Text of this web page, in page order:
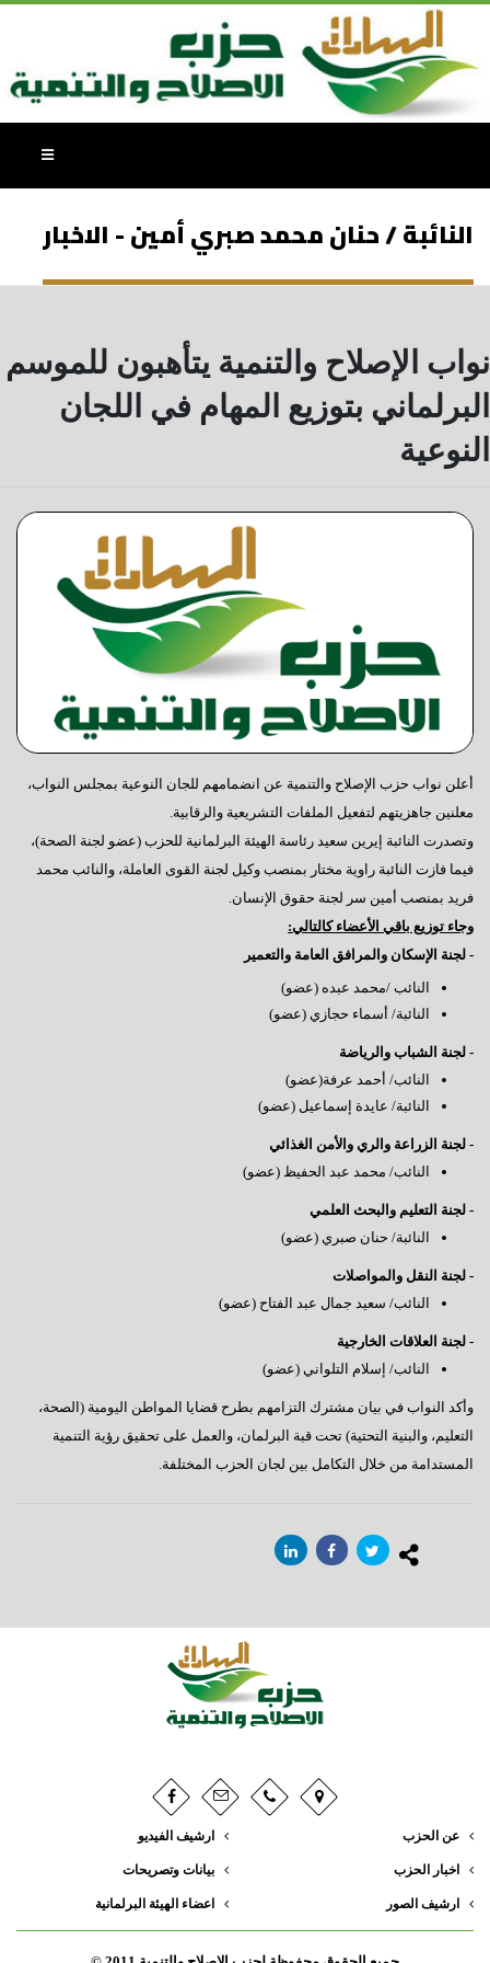
النائبة / حنان محمد صبري أمين - الاخبار
نواب الإصلاح والتنمية يتأهبون للموسم
البرلماني بتوزيع المهام في اللجان
النوعية
أعلن نواب حزب الإصلاح والتنمية عن انضمامهم للجان النوعية بمجلس النواب،
معلنين جاهزيتهم لتفعيل الملفات التشريعية والرقابية.
وتصدرت النائبة إيرين سعيد رئاسة الهيئة البرلمانية للحزب (عضو لجنة الصحة)،
فيما فازت النائبة راوية مختار بمنصب وكيل لجنة القوى العاملة، والنائب محمد
فريد بمنصب أمين سر لجنة حقوق الإنسان.
وجاء توزيع باقي الأعضاء كالتالي:
- لجنة الإسكان والمرافق العامة والتعمير
النائب /محمد عبده (عضو)
النائبة/ أسماء حجازي (عضو)
- لجنة الشباب والرياضة
النائب/ أحمد عرفة(عضو)
النائبة/ عايدة إسماعيل (عضو)
- لجنة الزراعة والري والأمن الغذائي
النائب/ محمد عبد الحفيظ (عضو)
- لجنة التعليم والبحث العلمي
النائبة/ حنان صبري (عضو)
- لجنة النقل والمواصلات
النائب/ سعيد جمال عبد الفتاح (عضو)
- لجنة العلاقات الخارجية
النائب/ إسلام التلواني (عضو)
وأكد النواب في بيان مشترك التزامهم بطرح قضايا المواطن اليومية (الصحة،
التعليم، والبنية التحتية) تحت قبة البرلمان، والعمل على تحقيق رؤية التنمية
المستدامة من خلال التكامل بين لجان الحزب المختلفة.
عن الحزب
اخبار الحزب
ارشيف الصور
ارشيف الفيديو
بيانات وتصريحات
اعضاء الهيئة البرلمانية